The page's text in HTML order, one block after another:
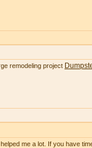
remodeling project
helped me a lot. If you have